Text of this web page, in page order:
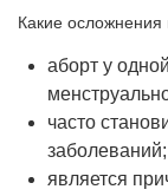
Какие осложнения
аборт у
часто
заболеваний;
является